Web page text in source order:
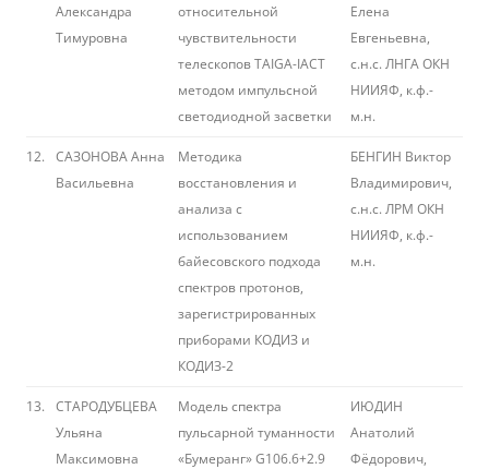
Александра
Тимуровна
относительной
чувствительности
телескопов TAIGA-IACT
методом импульсной
светодиодной засветки
Елена
Евгеньевна,
с.н.с. ЛНГА ОКН
НИИЯФ, к.ф.-
м.н.
12.
САЗОНОВА Анна
Васильевна
Методика
восстановления и
анализа с
использованием
байесовского подхода
спектров протонов,
зарегистрированных
приборами КОДИЗ и
КОДИЗ-2
БЕНГИН Виктор
Владимирович,
с.н.с. ЛРМ ОКН
НИИЯФ, к.ф.-
м.н.
13.
СТАРОДУБЦЕВА
Ульяна
Максимовна
Модель спектра
пульсарной туманности
«Бумеранг» G106.6+2.9
ИЮДИН
Анатолий
Фёдорович,